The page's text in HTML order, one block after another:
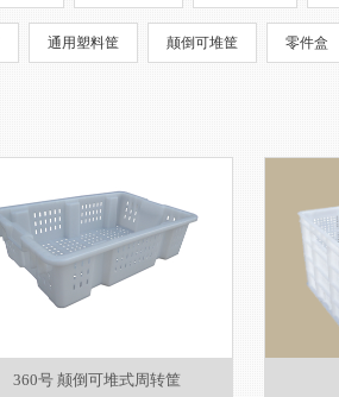
通用塑料筐 颠倒可堆筐 零件盒
360号 颠倒可堆式周转筐